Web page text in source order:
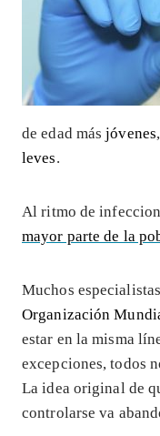
de edad másjóvenes
leves.
Al ritmo de
mayor parte de la
Muchos
Organización
estar en la misma
excepciones, todos
La idea original de
controlarse va